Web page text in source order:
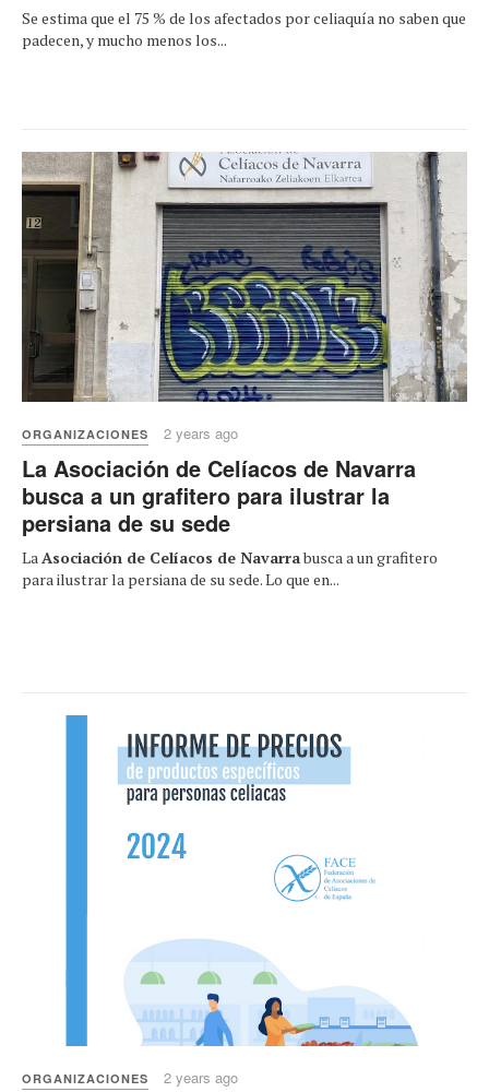
Se estima que el 75 % de los afectados por celiaquía no saben que
padecen, y mucho menos los...
ORGANIZACIONES 2 years ago
La Asociación de Celíacos de Navarra
busca a un grafitero para ilustrar la
persiana de su sede
LaAsociación de Celíacos de Navarrabusca a un grafitero
para ilustrar la persiana de su sede. Lo que en...
ORGANIZACIONES 2 years ago